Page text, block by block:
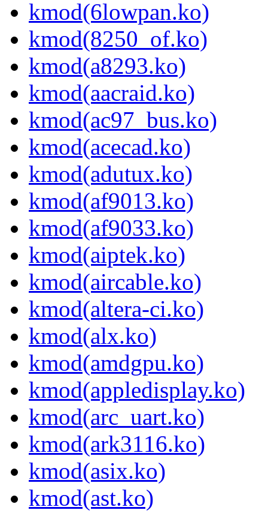
kmod(6lowpan.ko)
kmod(8250_of.ko)
kmod(a8293.ko)
kmod(aacraid.ko)
kmod(ac97_bus.ko)
kmod(acecad.ko)
kmod(adutux.ko)
kmod(af9013.ko)
kmod(af9033.ko)
kmod(aiptek.ko)
kmod(aircable.ko)
kmod(altera-ci.ko)
kmod(alx.ko)
kmod(amdgpu.ko)
kmod(appledisplay.ko)
kmod(arc_uart.ko)
kmod(ark3116.ko)
kmod(asix.ko)
kmod(ast.ko)